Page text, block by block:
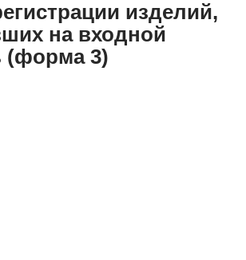
изделий,
на входной
(форма 3)